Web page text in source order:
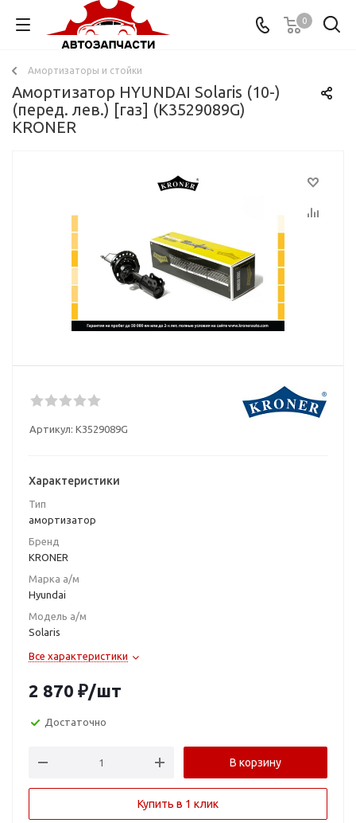
0
Амортизаторы и стойки
Амортизатор HYUNDAI Solaris (10-)
(перед. лев.) [газ] (K3529089G)
KRONER
Артикул: K3529089G
Характеристики
Тип
амортизатор
Бренд
KRONER
Марка а/м
Hyundai
Модель а/м
Solaris
Все характеристики
2 870 ₽/шт
Достаточно
В корзину
Купить в 1 клик